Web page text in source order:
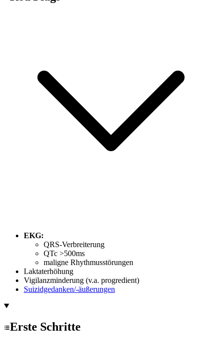
EKG:
QRS-Verbreiterung
QTc >500ms
maligne Rhythmusstörungen
Laktaterhöhung
Vigilanzminderung (v.a. progredient)
Suizidgedanken/-äußerungen
Erste Schritte